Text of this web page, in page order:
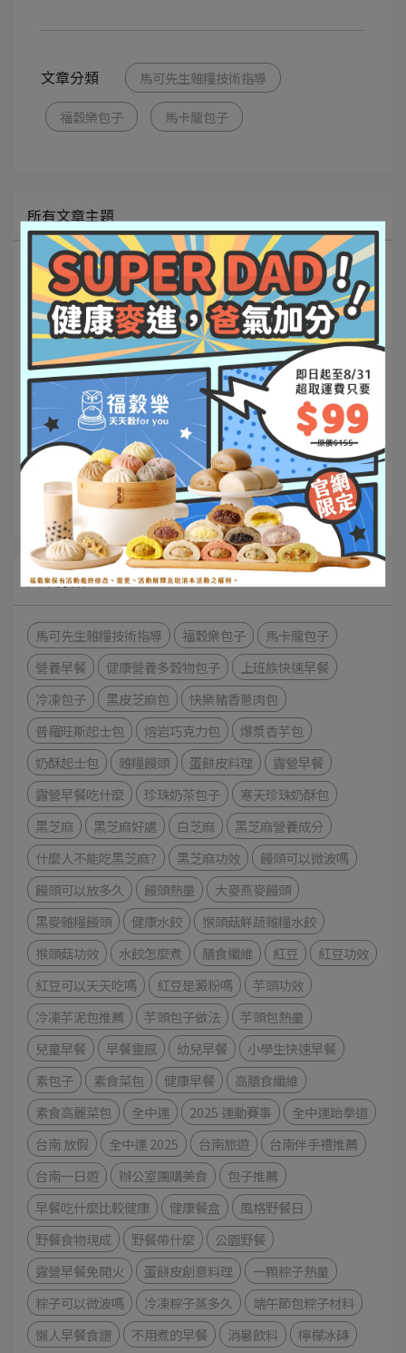
文章分類 馬可先生雜糧技術指導
福穀樂包子 馬卡龍包子
所有文章主題
網紅開箱
📰媒體報導
創意食譜
🎬影音媒體
營養知識
💝公益推廣
展覽活動
✨會員好康
文章分類
馬可先生雜糧技術指導 福穀樂包子
馬卡龍包子
營養早餐
健康營養多穀物包子
上班族快速早餐
冷凍包子
黑皮芝麻包
快樂豬香蔥肉包
普羅旺斯起士包
熔岩巧克力包
爆漿香芋包
奶酥起士包
雜糧饅頭 蛋餅皮料理
露營早餐
露營早餐吃什麼
珍珠奶茶包子
寒天珍珠奶酥包
黑芝麻
黑芝麻好處 白芝麻
黑芝麻營養成分
什麼人不能吃黑芝麻?
黑芝麻功效
饅頭可以微波嗎
饅頭可以放多久
饅頭熱量
大麥燕麥饅頭
黑麥雜糧饅頭
健康水餃
猴頭菇鮮蔬雜糧水餃
猴頭菇功效
水餃怎麼煮 膳食纖維 紅豆
紅豆功效
紅豆可以天天吃嗎
紅豆是澱粉嗎
芋頭功效
冷凍芋泥包推薦
芋頭包子做法
芋頭包熱量
兒童早餐
早餐靈感 幼兒早餐
小學生快速早餐
素包子
素食菜包 健康早餐
高膳食纖維
素食高麗菜包
全中運 2025 運動賽事
全中運跆拳道
台南 放假
全中運 2025 台南旅遊
台南伴手禮推薦
台南一日遊
辦公室團購美食
包子推薦
早餐吃什麼比較健康
健康餐盒
風格野餐日
野餐食物現成
野餐帶什麼
公園野餐
露營早餐免開火
蛋餅皮創意料理
一顆粽子熱量
粽子可以微波嗎
冷凍粽子蒸多久
端午節包粽子材料
懶人早餐食譜
不用煮的早餐 消暑飲料
檸檬冰磚